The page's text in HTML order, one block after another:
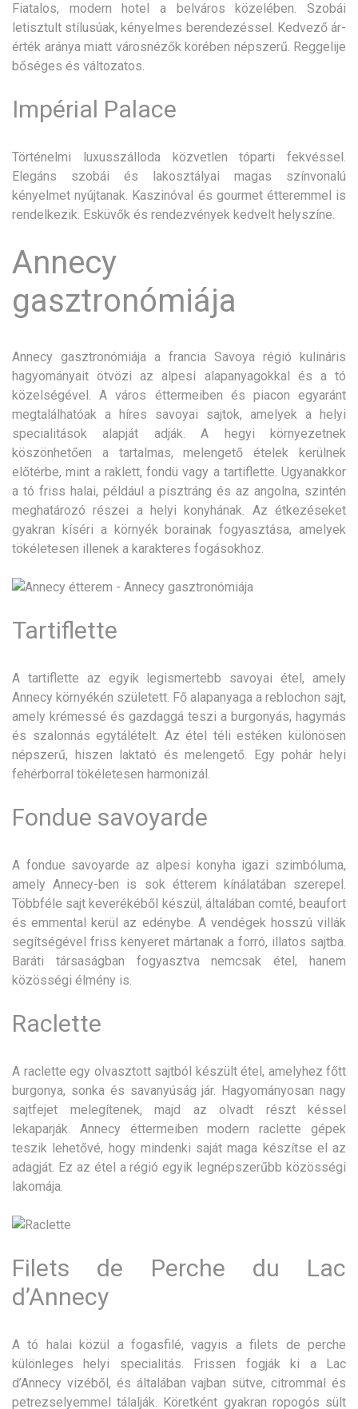
Fiatalos, modern hotel a belváros közelében. Szobái
letisztult stílusúak, kényelmes berendezéssel. Kedvező ár-
érték aránya miatt városnézők körében népszerű. Reggelije
bőséges és változatos.
Impérial Palace
Történelmi luxusszálloda közvetlen tóparti fekvéssel.
Elegáns szobái és lakosztályai magas színvonalú
kényelmet nyújtanak. Kaszinóval és gourmet étteremmel is
rendelkezik. Esküvők és rendezvények kedvelt helyszíne.
Annecy
gasztronómiája
Annecy gasztronómiája a francia Savoya régió kulináris
hagyományait ötvözi az alpesi alapanyagokkal és a tó
közelségével. A város éttermeiben és piacon egyaránt
megtalálhatóak a híres savoyai sajtok, amelyek a helyi
specialitások alapját adják. A hegyi környezetnek
köszönhetően a tartalmas, melengető ételek kerülnek
előtérbe, mint a raklett, fondü vagy a tartiflette. Ugyanakkor
a tó friss halai, például a pisztráng és az angolna, szintén
meghatározó részei a helyi konyhának. Az étkezéseket
gyakran kíséri a környék borainak fogyasztása, amelyek
tökéletesen illenek a karakteres fogásokhoz.
Tartiflette
A tartiflette az egyik legismertebb savoyai étel, amely
Annecy környékén született. Fő alapanyaga a reblochon sajt,
amely krémessé és gazdaggá teszi a burgonyás, hagymás
és szalonnás egytálételt. Az étel téli estéken különösen
népszerű, hiszen laktató és melengető. Egy pohár helyi
fehérborral tökéletesen harmonizál.
Fondue savoyarde
A fondue savoyarde az alpesi konyha igazi szimbóluma,
amely Annecy-ben is sok étterem kínálatában szerepel.
Többféle sajt keverékéből készül, általában comté, beaufort
és emmental kerül az edénybe. A vendégek hosszú villák
segítségével friss kenyeret mártanak a forró, illatos sajtba.
Baráti társaságban fogyasztva nemcsak étel, hanem
közösségi élmény is.
Raclette
A raclette egy olvasztott sajtból készült étel, amelyhez főtt
burgonya, sonka és savanyúság jár. Hagyományosan nagy
sajtfejet melegítenek, majd az olvadt részt késsel
lekaparják. Annecy éttermeiben modern raclette gépek
teszik lehetővé, hogy mindenki saját maga készítse el az
adagját. Ez az étel a régió egyik legnépszerűbb közösségi
lakomája.
Filets de Perche du Lac
d’Annecy
A tó halai közül a fogasfilé, vagyis a filets de perche
különleges helyi specialitás. Frissen fogják ki a Lac
d’Annecy vizéből, és általában vajban sütve, citrommal és
petrezselyemmel tálalják. Köretként gyakran ropogós sült